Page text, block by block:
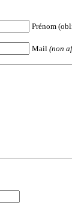
Prénom
Mail (non